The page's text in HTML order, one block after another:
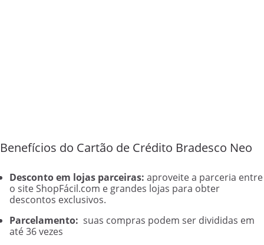
Benefícios do Cartão de Crédito Bradesco Neo
Desconto em lojas parceiras: aproveite a parceria entre
o site ShopFácil.com e grandes lojas para obter
descontos exclusivos.
Parcelamento: suas compras podem ser divididas em
até 36 vezes